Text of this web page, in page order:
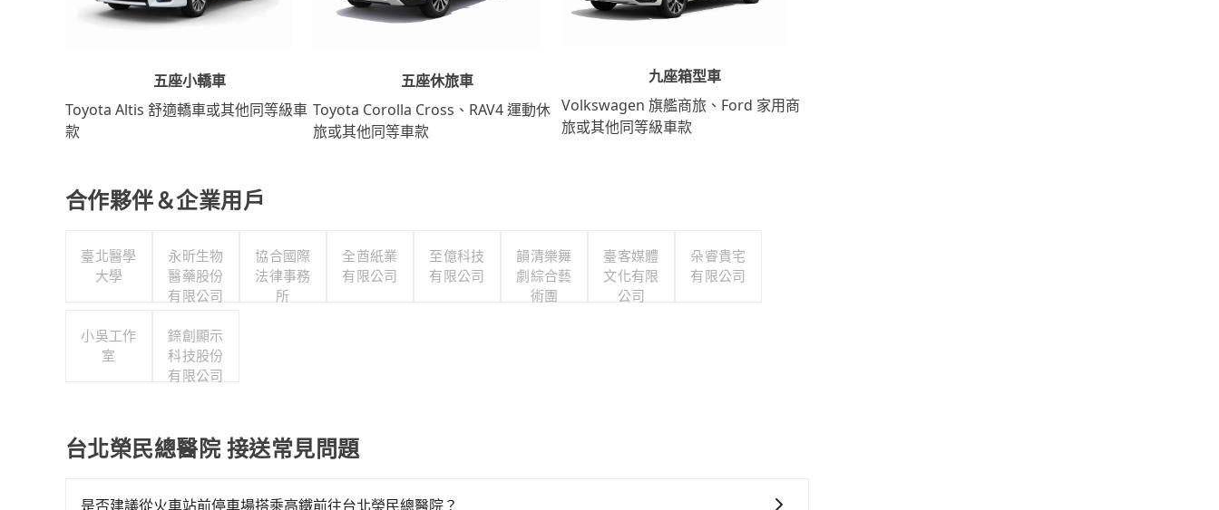
五座小轎車
Toyota Altis 舒適轎車或其他同等級車
款
五座休旅車
Toyota Corolla Cross、RAV4 運動休
旅或其他同等車款
九座箱型車
Volkswagen 旗艦商旅、Ford 家用商
旅或其他同等級車款
合作夥伴＆企業用戶
臺北醫學
大學
永昕生物
醫藥股份
有限公司
協合國際
法律事務
所
全酋紙業
有限公司
至億科技
有限公司
韻清樂舞
劇綜合藝
術團
臺客媒體
文化有限
公司
朵睿貴宅
有限公司
小吳工作
室
錼創顯示
科技股份
有限公司
台北榮民總醫院 接送常見問題
是否建議從火車站前停車場搭乘高鐵前往台北榮民總醫院？